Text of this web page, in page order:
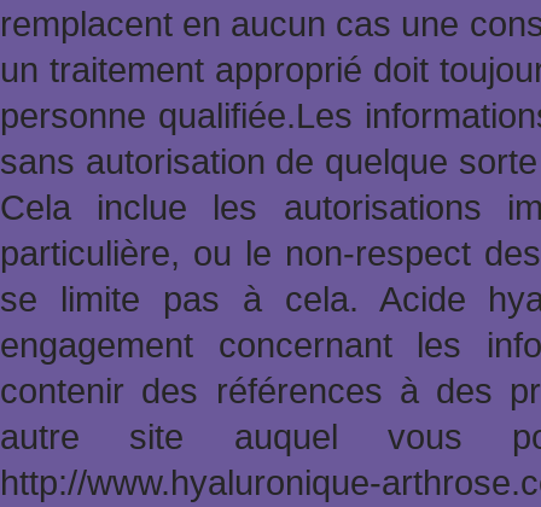
remplacent en aucun cas une
un traitement approprié doit
personne qualifiée.Les
sans autorisation de quelque
Cela inclue les autorisations
particulière, ou le non-respect
se limite pas à cela. Acide
engagement concernant les
contenir des références à des
autre site auquel vous
http://www.hyaluronique-